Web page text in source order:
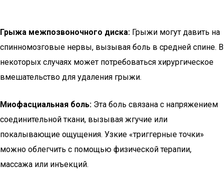
Грыжа межпозвоночного диска: Грыжи могут давить на
спинномозговые нервы, вызывая боль в средней спине. В
некоторых случаях может потребоваться хирургическое
вмешательство для удаления грыжи.
Миофасциальная боль: Эта боль связана с напряжением
соединительной ткани, вызывая жгучие или
покалывающие ощущения. Узкие «триггерные точки»
можно облегчить с помощью физической терапии,
массажа или инъекций.